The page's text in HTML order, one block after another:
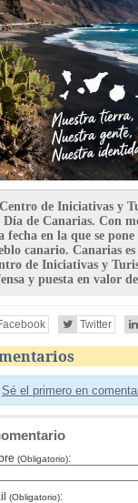
de Iniciativas y
Día de Canarias. Con
fecha en la que se
canario. Canarias
de Iniciativas y
y puesta en valor
Twitter
Sé el primero en
(Obligatorio):
(Obligatorio):